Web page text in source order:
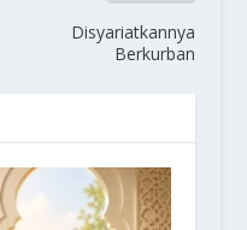
Disyariatkannya
Berkurban